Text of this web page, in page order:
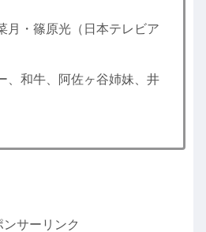
月・篠原光（日本テレビア
、和牛、阿佐ヶ谷姉妹、井
ンサーリンク